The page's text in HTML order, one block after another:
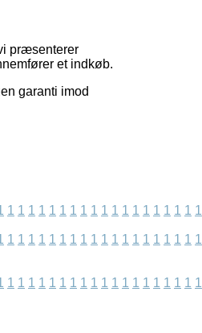
præsenterer
et indkøb.
garanti imod
1 1 1 1 1 1 1 1 1 1 1 1 1 1 1 1 1 1 1
1 1 1 1 1 1 1 1 1 1 1 1 1 1 1 1 1 1 1
1 1 1 1 1 1 1 1 1 1 1 1 1 1 1 1 1 1 1